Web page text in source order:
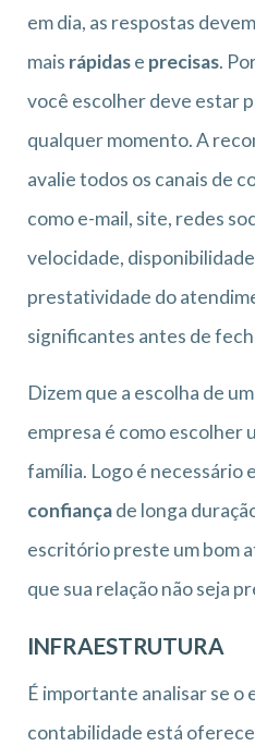
em dia, as respostas
mais rápidase precisas.
você escolher deve estar
qualquer momento. A
avalie todos os canais de
como e-mail, site, redes
velocidade,
prestatividade do
significantes antes de
Dizem que a escolha de
empresa é como escolher
família. Logo é necessário
confiançade longa
escritório preste um bom
que sua relação não seja
INFRAESTRUTURA
É importante analisar se o
contabilidade está